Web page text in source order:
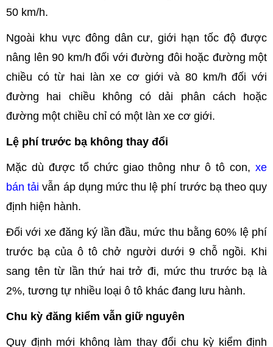
50 km/h.
Ngoài khu vực đông dân cư, giới hạn tốc độ được
nâng lên 90 km/h đối với đường đôi hoặc đường một
chiều có từ hai làn xe cơ giới và 80 km/h đối với
đường hai chiều không có dải phân cách hoặc
đường một chiều chỉ có một làn xe cơ giới.
Lệ phí trước bạ không thay đổi
Mặc dù được tổ chức giao thông như ô tô con, xe
bán tảivẫn áp dụng mức thu lệ phí trước bạ theo quy
định hiện hành.
Đối với xe đăng ký lần đầu, mức thu bằng 60% lệ phí
trước bạ của ô tô chở người dưới 9 chỗ ngồi. Khi
sang tên từ lần thứ hai trở đi, mức thu trước bạ là
2%, tương tự nhiều loại ô tô khác đang lưu hành.
Chu kỳ đăng kiểm vẫn giữ nguyên
Quy định mới không làm thay đổi chu kỳ kiểm định